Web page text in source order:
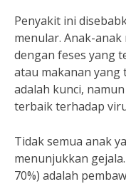
Penyakit ini
menular. Anak-
dengan feses yang
atau makanan yang
adalah kunci,
terbaik terhadap
Tidak semua anak
menunjukkan
70%) adalah